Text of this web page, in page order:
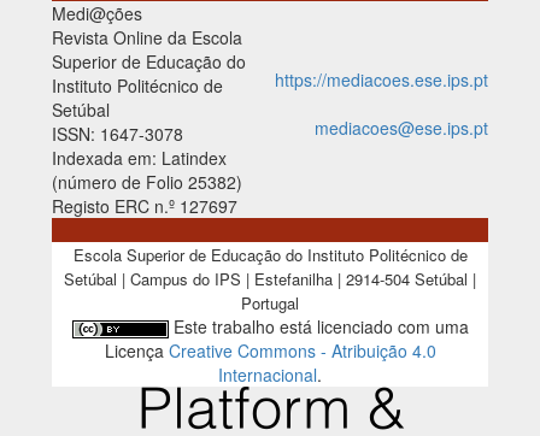
Medi@ções
Revista Online da Escola
Superior de Educação do
Instituto Politécnico de
Setúbal
ISSN: 1647-3078
Indexada em: Latindex
(número de Folio 25382)
Registo ERC n.º 127697
https://mediacoes.ese.ips.pt
mediacoes@ese.ips.pt
Escola Superior de Educação do Instituto Politécnico de
Setúbal | Campus do IPS | Estefanilha | 2914-504 Setúbal |
Portugal
Este trabalho está licenciado com uma
Licença Creative Commons - Atribuição 4.0
Internacional.